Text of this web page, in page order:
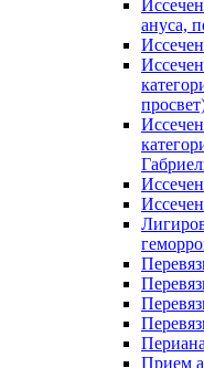
ануса,
Прием